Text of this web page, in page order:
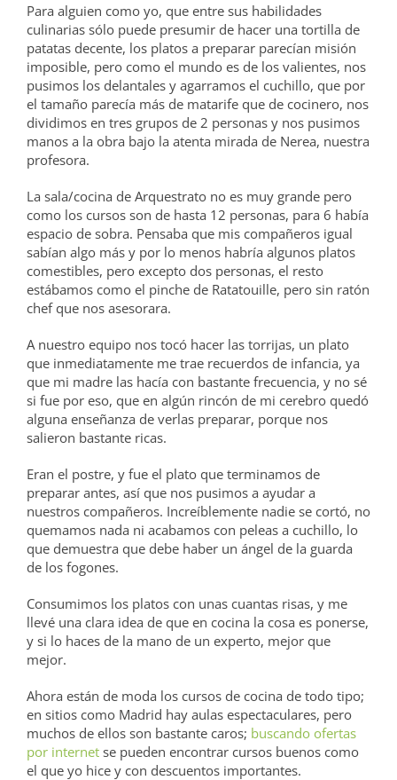
Para alguien como yo, que entre sus habilidades
culinarias sólo puede presumir de hacer una tortilla de
patatas decente, los platos a preparar parecían misión
imposible, pero como el mundo es de los valientes, nos
pusimos los delantales y agarramos el cuchillo, que por
el tamaño parecía más de matarife que de cocinero, nos
dividimos en tres grupos de 2 personas y nos pusimos
manos a la obra bajo la atenta mirada de Nerea, nuestra
profesora.
La sala/cocina de Arquestrato no es muy grande pero
como los cursos son de hasta 12 personas, para 6 había
espacio de sobra. Pensaba que mis compañeros igual
sabían algo más y por lo menos habría algunos platos
comestibles, pero excepto dos personas, el resto
estábamos como el pinche de Ratatouille, pero sin ratón
chef que nos asesorara.
A nuestro equipo nos tocó hacer las torrijas, un plato
que inmediatamente me trae recuerdos de infancia, ya
que mi madre las hacía con bastante frecuencia, y no sé
si fue por eso, que en algún rincón de mi cerebro quedó
alguna enseñanza de verlas preparar, porque nos
salieron bastante ricas.
Eran el postre, y fue el plato que terminamos de
preparar antes, así que nos pusimos a ayudar a
nuestros compañeros. Increíblemente nadie se cortó, no
quemamos nada ni acabamos con peleas a cuchillo, lo
que demuestra que debe haber un ángel de la guarda
de los fogones.
Consumimos los platos con unas cuantas risas, y me
llevé una clara idea de que en cocina la cosa es ponerse,
y si lo haces de la mano de un experto, mejor que
mejor.
Ahora están de moda los cursos de cocina de todo tipo;
en sitios como Madrid hay aulas espectaculares, pero
muchos de ellos son bastante caros; buscando ofertas
por internet se pueden encontrar cursos buenos como
el que yo hice y con descuentos importantes.